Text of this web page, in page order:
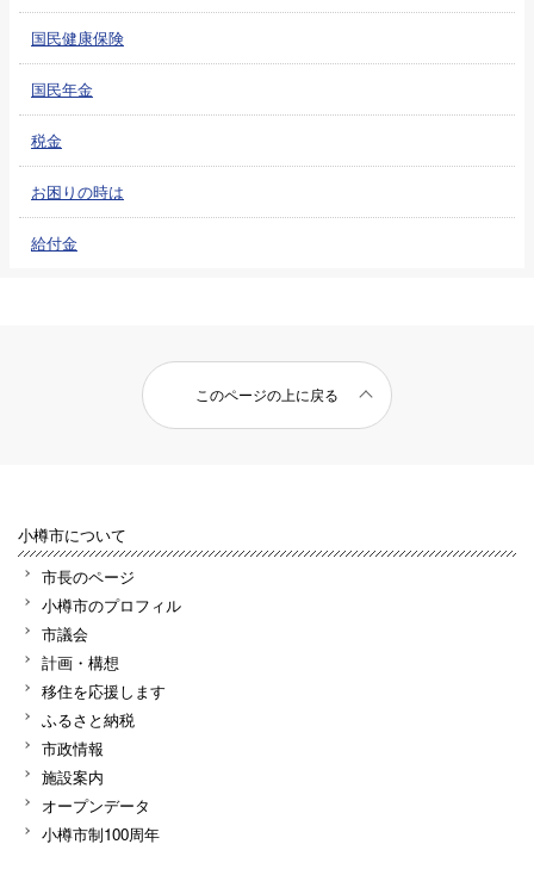
国民健康保険
国民年金
税金
お困りの時は
給付金
このページの上に戻る
小樽市について
市長のページ
小樽市のプロフィル
市議会
計画・構想
移住を応援します
ふるさと納税
市政情報
施設案内
オープンデータ
小樽市制100周年